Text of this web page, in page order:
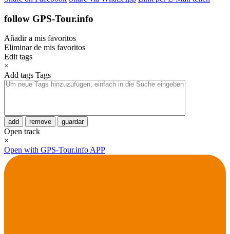
follow GPS-Tour.info
Añadir a mis favoritos
Eliminar de mis favoritos
Edit tags
×
Add tags Tags
add remove guardar
Open track
×
Open with GPS-Tour.info APP